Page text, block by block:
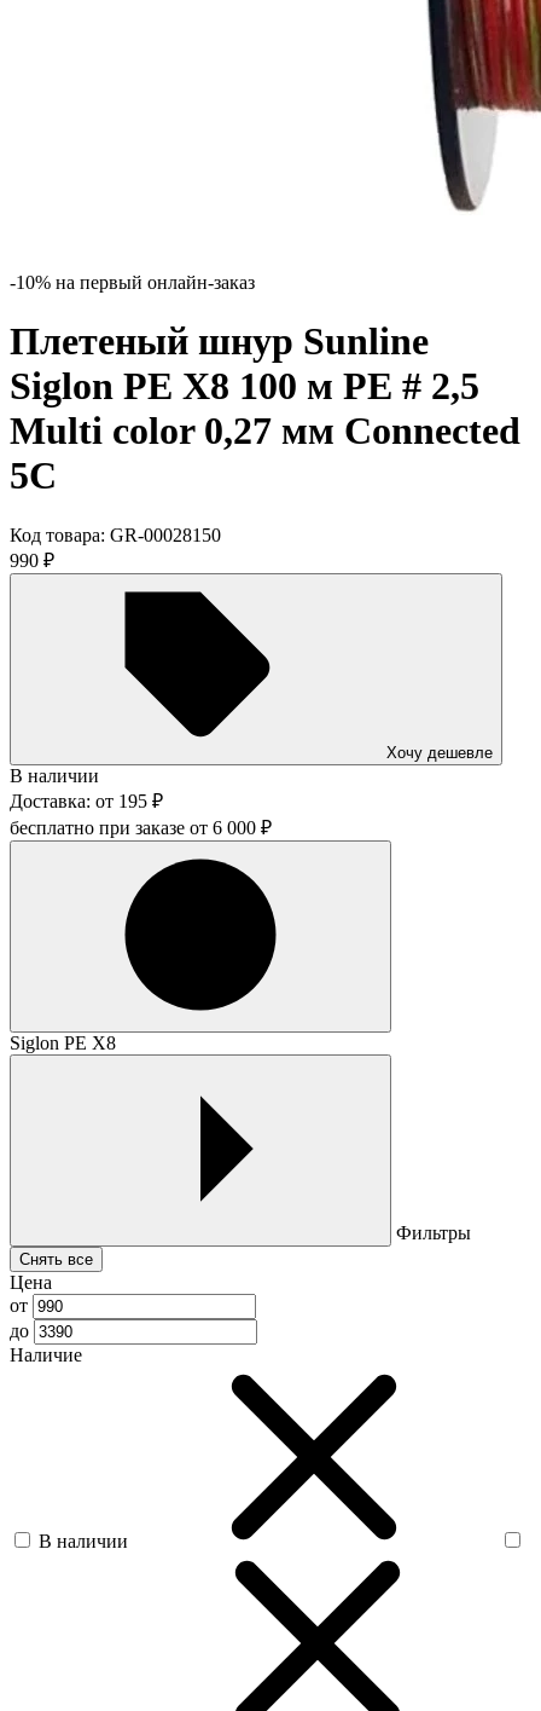
-10% на первый онлайн-заказ
Плетеный шнур Sunline
Siglon PE X8 100 м PE # 2,5
Multi color 0,27 мм Connected
5C
Код товара: GR-00028150
990 ₽
Хочу дешевле
В наличии
Доставка: от 195 ₽
бесплатно при заказе от 6 000 ₽
Siglon PE X8
Фильтры
Снять все
Цена
от
до
Наличие
В наличии